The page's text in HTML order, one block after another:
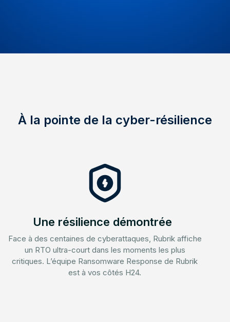
À la pointe de la cyber-résilience
Une résilience démontrée
Face à des centaines de cyberattaques, Rubrik affiche
un RTO ultra-court dans les moments les plus
critiques. L’équipe Ransomware Response de Rubrik
est à vos côtés H24.